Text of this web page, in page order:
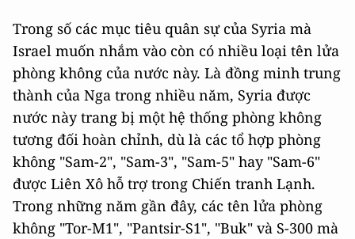
Trong số các mục tiêu quân sự của Syria mà
Israel muốn nhắm vào còn có nhiều loại tên lửa
phòng không của nước này. Là đồng minh trung
thành của Nga trong nhiều năm, Syria được
nước này trang bị một hệ thống phòng không
tương đối hoàn chỉnh, dù là các tổ hợp phòng
không "Sam-2", "Sam-3", "Sam-5" hay "Sam-6"
được Liên Xô hỗ trợ trong Chiến tranh Lạnh.
Trong những năm gần đây, các tên lửa phòng
không "Tor-M1", "Pantsir-S1", "Buk" và S-300 mà